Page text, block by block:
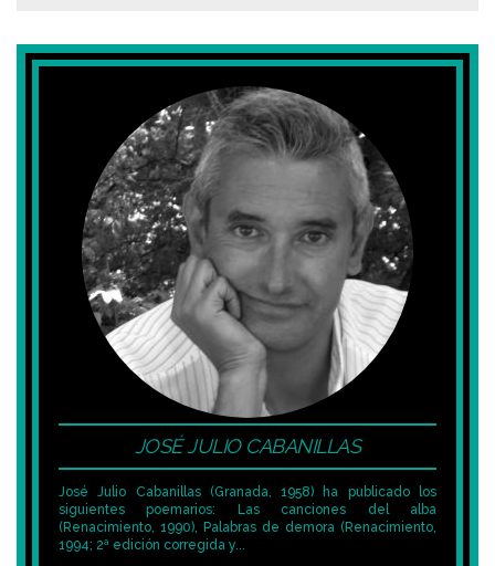
JOSÉ JULIO CABANILLAS
José Julio Cabanillas (Granada, 1958) ha publicado los
siguientes poemarios: Las canciones del alba
(Renacimiento, 1990), Palabras de demora (Renacimiento,
1994; 2ª edición corregida y...